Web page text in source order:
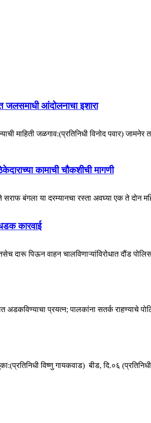
जलसमाधी आंदोलनाचा इशारा
माहिती जळगाव:(प्रतिनिधी विनोद पवार)
कामाची चौकशीची मागणी
बंगला या दरम्यानचा रस्ता अवघ्या एक ते दोन
कारवाई
दारू पिऊन वाहन चालविणाऱ्यांविरोधात दौंड
अडकविण्याचा प्रयत्न; पालकांना सतर्क राहण्याचे
विष्णु गायकवाड) बीड, दि.०६ (प्रतिनिधी)